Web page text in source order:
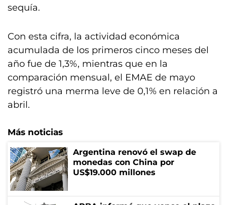
sequía.
Con esta cifra, la actividad económica
acumulada de los primeros cinco meses del
año fue de 1,3%, mientras que en la
comparación mensual, el EMAE de mayo
registró una merma leve de 0,1% en relación a
abril.
Más noticias
Argentina renovó el swap de
monedas con China por
US$19.000 millones